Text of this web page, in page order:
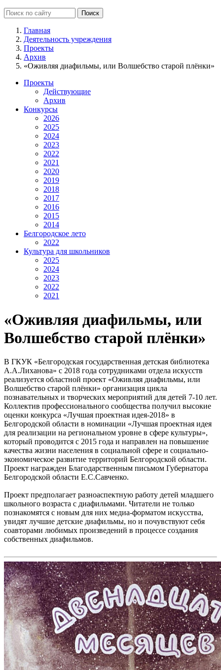
Главная
Деятельность учреждения
Проекты
Архив
«Оживляя диафильмы, или Волшебство старой плёнки»
Проекты
Действующие
Архив
Конкурсы
2026
2025
2024
2023
2022
2021
2020
2019
2018
2017
2016
2015
2014
Белгородское лето
2022
Культура для школьников
2025
2024
2023
2022
2021
«Оживляя диафильмы, или
Волшебство старой плёнки»
В ГКУК «Белгородская государственная детская библиотека
А.А.Лиханова» с 2018 года сотрудниками отдела искусств
реализуется областной проект «Оживляя диафильмы, или
Волшебство старой плёнки» организация цикла
познавательных и творческих мероприятий для детей 7-10 лет.
Коллектив профессионального сообщества получил высокие
оценки конкурса «Лучшая проектная идея-2018» в
Белгородской области в номинации «Лучшая проектная идея
для реализации на региональном уровне в сфере культуры»,
который проводится с 2015 года и направлен на повышение
качества жизни населения в социальной сфере и социально-
экономическое развитие территорий Белгородской области.
Проект награжден Благодарственным письмом Губернатора
Белгородской области Е.С.Савченко.
Проект предполагает разноаспектную работу детей младшего
школьного возраста с диафильмами. Читатели не только
познакомятся с новым для них медиа-форматом искусства,
увидят лучшие детские диафильмы, но и почувствуют себя
соавторами любимых произведений в процессе создания
собственных диафильмов.